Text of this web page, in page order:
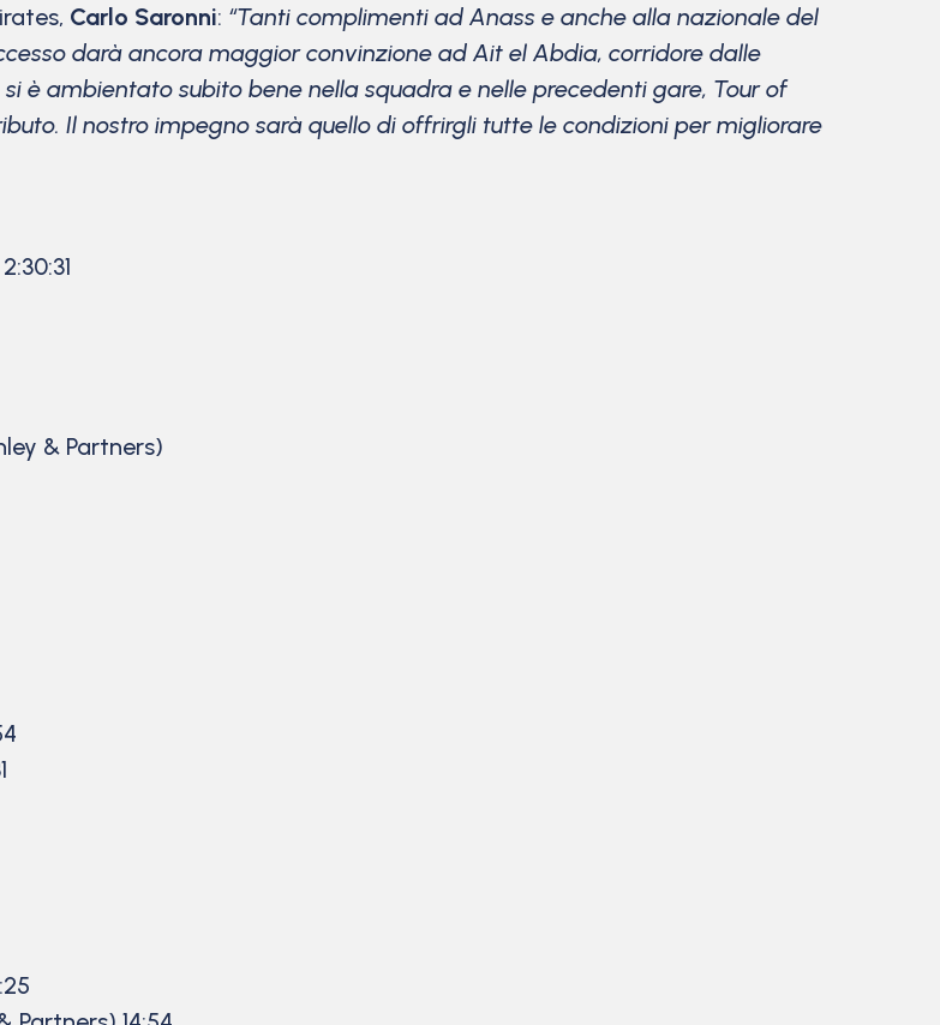
Carlo Saronni: “Tanti complimenti ad Anass e anche alla nazionale del
darà ancora maggior convinzione ad Ait el Abdia, corridore dalle
è ambientato subito bene nella squadra e nelle precedenti gare, Tour of
Il nostro impegno sarà quello di offrirgli tutte le condizioni per migliorare
& Partners)